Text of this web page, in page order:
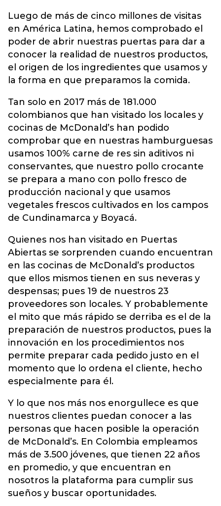
Luego de más de cinco millones de visitas
en América Latina, hemos comprobado el
poder de abrir nuestras puertas para dar a
conocer la realidad de nuestros productos,
el origen de los ingredientes que usamos y
la forma en que preparamos la comida.
Tan solo en 2017 más de 181.000
colombianos que han visitado los locales y
cocinas de McDonald’s han podido
comprobar que en nuestras hamburguesas
usamos 100% carne de res sin aditivos ni
conservantes, que nuestro pollo crocante
se prepara a mano con pollo fresco de
producción nacional y que usamos
vegetales frescos cultivados en los campos
de Cundinamarca y Boyacá.
Quienes nos han visitado en Puertas
Abiertas se sorprenden cuando encuentran
en las cocinas de McDonald’s productos
que ellos mismos tienen en sus neveras y
despensas; pues 19 de nuestros 23
proveedores son locales. Y probablemente
el mito que más rápido se derriba es el de la
preparación de nuestros productos, pues la
innovación en los procedimientos nos
permite preparar cada pedido justo en el
momento que lo ordena el cliente, hecho
especialmente para él.
Y lo que nos más nos enorgullece es que
nuestros clientes puedan conocer a las
personas que hacen posible la operación
de McDonald’s. En Colombia empleamos
más de 3.500 jóvenes, que tienen 22 años
en promedio, y que encuentran en
nosotros la plataforma para cumplir sus
sueños y buscar oportunidades.